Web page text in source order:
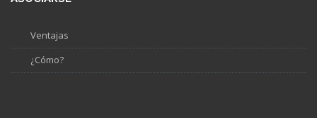
Ventajas
¿Cómo?